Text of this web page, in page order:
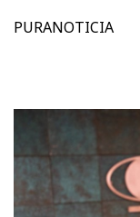
PURANOTICIA